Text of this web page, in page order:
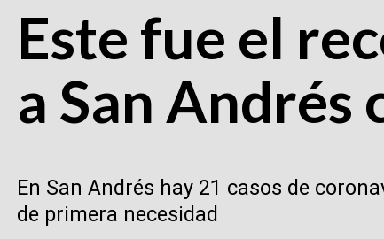
Este fue el
a San Andrés
En San Andrés hay 21 casos de
de primera necesidad